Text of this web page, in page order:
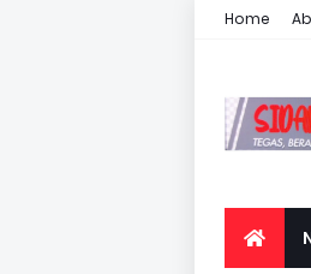
Home